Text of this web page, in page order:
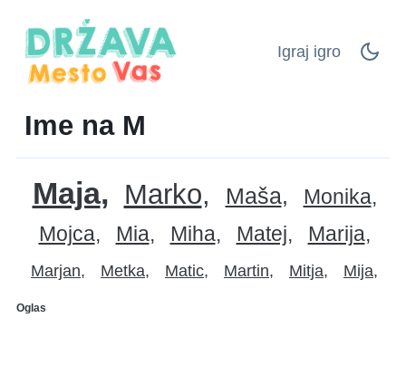
Igraj igro
Ime na M
Maja Marko Maša
Monika
Mojca
Mia Miha Matej Marija
Marjan Metka Matic Martin Mitja Mija
Oglas